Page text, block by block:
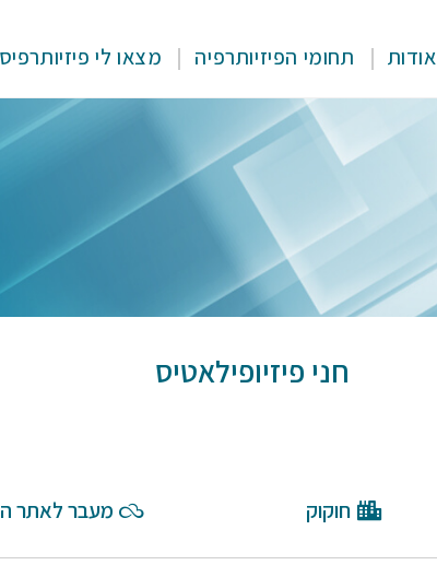
אודות תחומי הפיזיותרפיה מצאו לי
חני פיזיופילאטיס
חוקוק מעבר לאתר